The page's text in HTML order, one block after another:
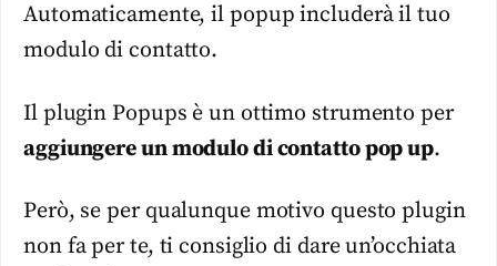
Automaticamente, il popup includerà il tuo
modulo di contatto.
Il plugin Popups è un ottimo strumento per
aggiungere un modulo di contatto pop up.
Però, se per qualunque motivo questo plugin
non fa per te, ti consiglio di dare un’occhiata